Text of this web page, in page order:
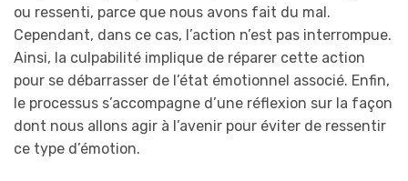
ou ressenti, parce que nous avons fait du mal.
Cependant, dans ce cas, l’action n’est pas interrompue.
Ainsi, la culpabilité implique de réparer cette action
pour se débarrasser de l’état émotionnel associé. Enfin,
le processus s’accompagne d’une réflexion sur la façon
dont nous allons agir à l’avenir pour éviter de ressentir
ce type d’émotion.